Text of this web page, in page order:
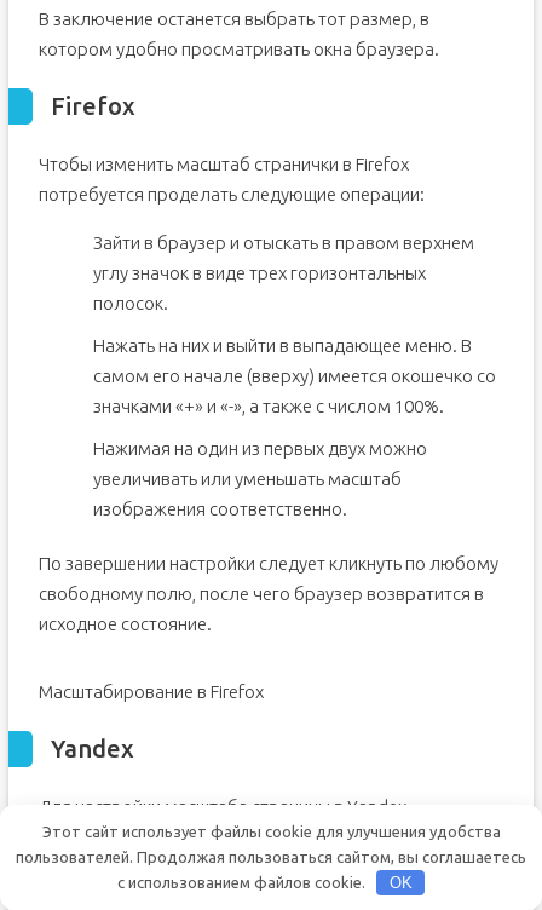
В заключение останется выбрать тот размер, в
котором удобно просматривать окна браузера.
Firefox
Чтобы изменить масштаб странички в Firefox
потребуется проделать следующие операции:
Зайти в браузер и отыскать в правом верхнем
углу значок в виде трех горизонтальных
полосок.
Нажать на них и выйти в выпадающее меню. В
самом его начале (вверху) имеется окошечко со
значками «+» и «-», а также с числом 100%.
Нажимая на один из первых двух можно
увеличивать или уменьшать масштаб
изображения соответственно.
По завершении настройки следует кликнуть по любому
свободному полю, после чего браузер возвратится в
исходное состояние.
Масштабирование в Firefox
Yandex
Для настройки масштаба страницы в Yandex
потребуется:
Подобно предыдущему случаю открыть браузер
Этот сайт использует файлы cookie для улучшения удобства
пользователей. Продолжая пользоваться сайтом, вы соглашаетесь
с использованием файлов cookie.
OK